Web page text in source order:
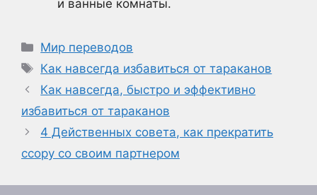
и ванные комнаты.
Рубрики
Мир переводов
Метки
Как навсегда избавиться от тараканов
Как навсегда, быстро и эффективно
избавиться от тараканов
4 Действенных совета, как прекратить
ссору со своим партнером